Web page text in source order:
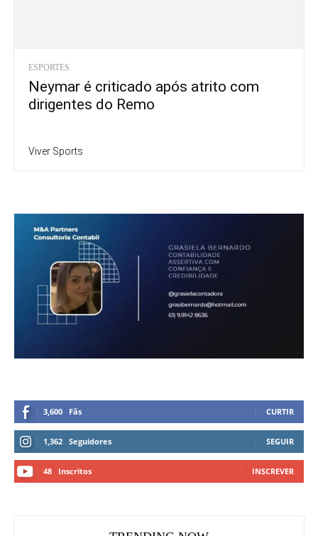
ESPORTES
Neymar é criticado após atrito com
dirigentes do Remo
Viver Sports
3,600 Fãs CURTIR
1,362 Seguidores SEGUIR
48 Inscritos INSCREVER